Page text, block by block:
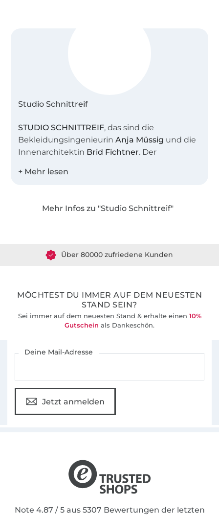
Studio Schnittreif
STUDIO SCHNITTREIF, das sind die
BekleidungsingenieurinAnja Müssig und die
Innenarchitektin Brid Fichtner. Der
unser Atelier, in dem wir viele kreative
feinen Details.
durchdachte Schnittmuster und leicht
verständlichen Anleitungen für Nähanfänger
Mehr Infos zu "Studio Schnittreif"
Über 80000 zufriedene Kunden
MÖCHTEST DU IMMER AUF DEM NEUESTEN
STAND SEIN?
Sei immer auf dem neuesten Stand & erhalte einen 10%
Gutschein als Dankeschön.
Deine Mail-Adresse
Jetzt anmelden
Note 4.87 / 5 aus 5307 Bewertungen der letzten